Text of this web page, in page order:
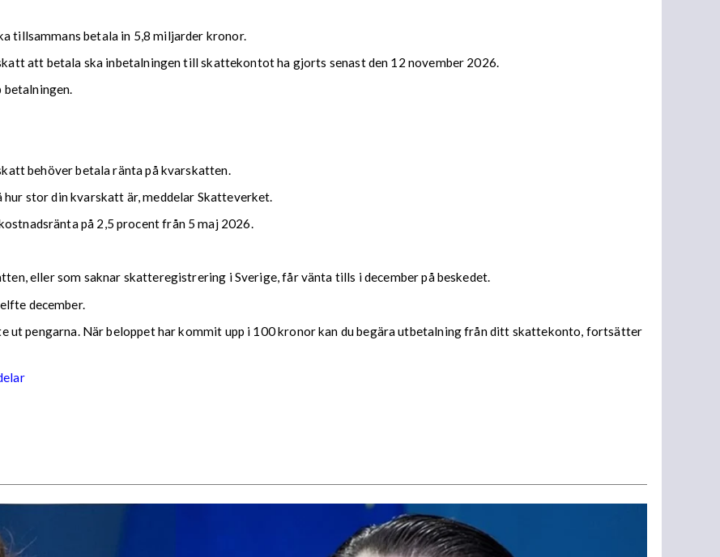
tillsammans betala in 5,8 miljarder kronor.
att betala ska inbetalningen till skattekontot ha gjorts senast den 12 november 2026.
betalningen.
behöver betala ränta på kvarskatten.
stor din kvarskatt är, meddelar Skatteverket.
på 2,5 procent från 5 maj 2026.
eller som saknar skatteregistrering i Sverige, får vänta tills i december på beskedet.
december.
ut pengarna. När beloppet har kommit upp i 100 kronor kan du begära utbetalning från ditt skattekonto, fortsätter